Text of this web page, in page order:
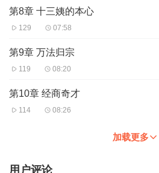
第8章 十三姨的本心
129 07:58
第9章 万法归宗
119 08:20
第10章 经商奇才
114 08:26
加载更多
用户评论